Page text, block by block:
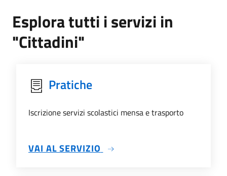
Esplora tutti i servizi in
"Cittadini"
Pratiche
Iscrizione servizi scolastici mensa e trasporto
VAI AL SERVIZIO SU PRATICHE